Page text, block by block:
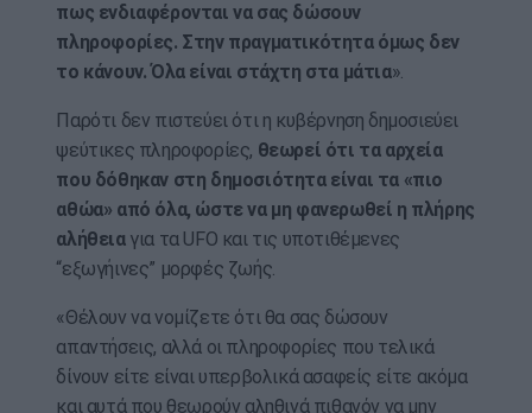
πως ενδιαφέρονται να σας δώσουν
πληροφορίες. Στην πραγματικότητα όμως δεν
το κάνουν. Όλα είναι στάχτη στα μάτια».
Παρότι δεν πιστεύει ότι η κυβέρνηση δημοσιεύει
ψεύτικες πληροφορίες, θεωρεί ότι τα αρχεία
που δόθηκαν στη δημοσιότητα είναι τα «πιο
αθώα» από όλα, ώστε να μη φανερωθεί η πλήρης
αλήθειαγια τα UFO και τις υποτιθέμενες
“εξωγήινες” μορφές ζωής.
«Θέλουν να νομίζετε ότι θα σας δώσουν
απαντήσεις, αλλά οι πληροφορίες που τελικά
δίνουν είτε είναι υπερβολικά ασαφείς είτε ακόμα
και αυτά που θεωρούν αληθινά πιθανόν να μην